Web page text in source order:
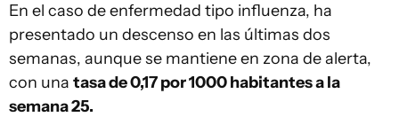
En el caso de enfermedad tipo influenza, ha
presentado un descenso en las últimas dos
semanas, aunque se mantiene en zona de alerta,
con una tasa de 0,17 por 1000 habitantes a la
semana 25.